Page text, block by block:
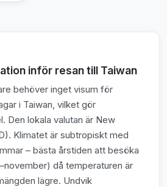
inför resan till Taiwan
behöver inget visum för
i Taiwan, vilket gör
Den lokala valutan är New
Klimatet är subtropiskt med
– bästa årstiden att besöka
då temperaturen är
lägre. Undvik